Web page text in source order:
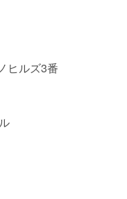
ヒルズ3番